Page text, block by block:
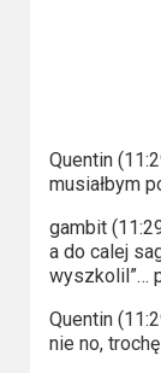
2015
2014
Quentin
musiałbym
gambit
a do calej
wyszkolil”…
Quentin
nie no,